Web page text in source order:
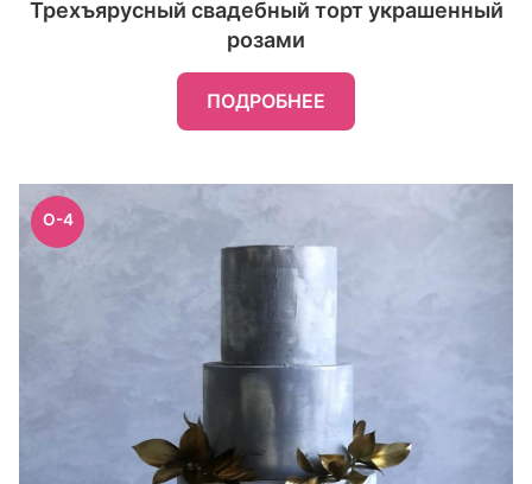
Трехъярусный свадебный торт украшенный
розами
ПОДРОБНЕЕ
O-4